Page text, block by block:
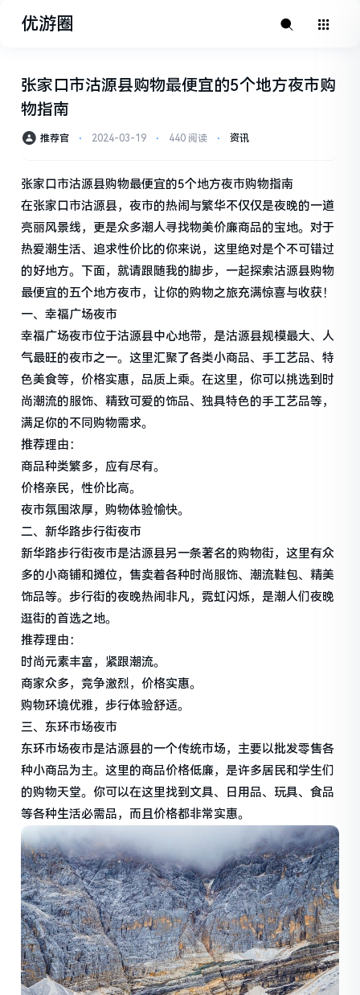
优游圈
张家口市沽源县购物最便宜的5个地方夜市购
物指南
推荐官 ⋅ 2024-03-19 ⋅ 440 阅读 ⋅ 资讯
张家口市沽源县购物最便宜的5个地方夜市购物指南
在张家口市沽源县，夜市的热闹与繁华不仅仅是夜晚的一道
亮丽风景线，更是众多潮人寻找物美价廉商品的宝地。对于
热爱潮生活、追求性价比的你来说，这里绝对是个不可错过
的好地方。下面，就请跟随我的脚步，一起探索沽源县购物
最便宜的五个地方夜市，让你的购物之旅充满惊喜与收获！
一、幸福广场夜市
幸福广场夜市位于沽源县中心地带，是沽源县规模最大、人
气最旺的夜市之一。这里汇聚了各类小商品、手工艺品、特
色美食等，价格实惠，品质上乘。在这里，你可以挑选到时
尚潮流的服饰、精致可爱的饰品、独具特色的手工艺品等，
满足你的不同购物需求。
推荐理由：
商品种类繁多，应有尽有。
价格亲民，性价比高。
夜市氛围浓厚，购物体验愉快。
二、新华路步行街夜市
新华路步行街夜市是沽源县另一条著名的购物街，这里有众
多的小商铺和摊位，售卖着各种时尚服饰、潮流鞋包、精美
饰品等。步行街的夜晚热闹非凡，霓虹闪烁，是潮人们夜晚
逛街的首选之地。
推荐理由：
时尚元素丰富，紧跟潮流。
商家众多，竞争激烈，价格实惠。
购物环境优雅，步行体验舒适。
三、东环市场夜市
东环市场夜市是沽源县的一个传统市场，主要以批发零售各
种小商品为主。这里的商品价格低廉，是许多居民和学生们
的购物天堂。你可以在这里找到文具、日用品、玩具、食品
等各种生活必需品，而且价格都非常实惠。